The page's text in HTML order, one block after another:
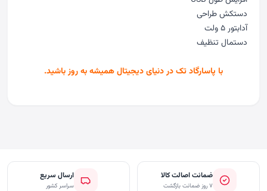
دستکش طراحی
آدابتور ۵ ولت
دستمال تنظیف
با پاسارگاد تک در دنیای دیجیتال همیشه به روز باشید.
ضمانت اصالت کالا
۷ روز ضمانت بازگشت
ارسال سریع
سراسر کشور